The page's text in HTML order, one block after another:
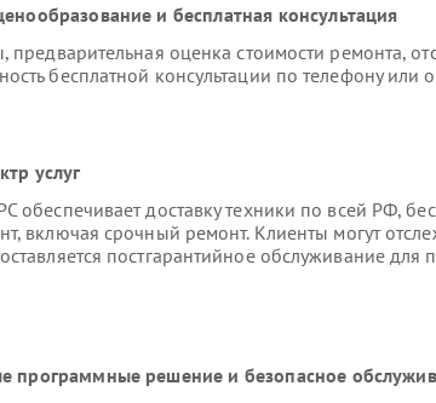
и бесплатная консультация
предварительная оценка стоимости ремонта,
бесплатной консультации по телефону или
услуг
обеспечивает доставку техники по всей РФ,
включая срочный ремонт. Клиенты могут
постгарантийное обслуживание
программные решение и безопасное